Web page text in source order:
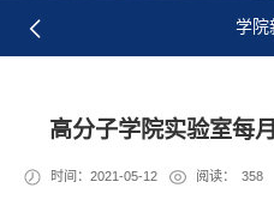
学院
高分子学院实验室每
时间：2021-05-12 阅读： 358